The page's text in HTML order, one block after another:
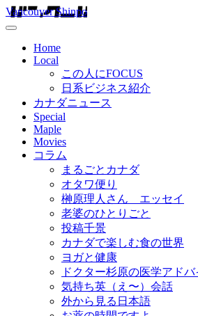
Vancouver Shinpo
Home
Local
この人にFOCUS
日系ビジネス紹介
カナダニュース
Special
Maple
Movies
コラム
まるごとカナダ
オタワ便り
榊原理人さん エッセイ
老婆のひとりごと
投稿千景
カナダで楽しむ食の世界
ヨガと健康
ドクター杉原の医学アドバ
気持ち英（え〜）会話
外から見る日本語